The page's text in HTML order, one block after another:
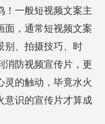
！一般短视频文案主
面，通常短视频文案
别、拍摄技巧、时
消防视频宣传片，更
灵的触动，毕竟水火
意识的宣传片才算成